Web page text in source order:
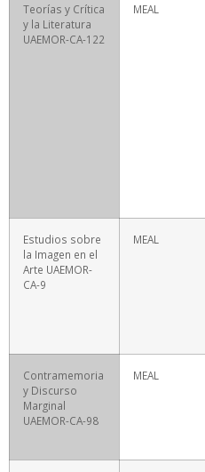
Teorías y Crítica
y la Literatura
UAEMOR-CA-122
MEAL
Estudios sobre
la Imagen en el
Arte UAEMOR-
CA-9
MEAL
Contramemoria
y Discurso
Marginal
UAEMOR-CA-98
MEAL